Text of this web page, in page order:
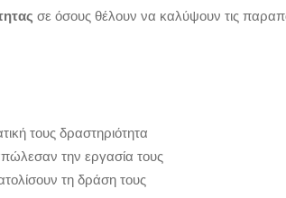
σε όσους θέλουν να καλύψουν τις
τους δραστηριότητα
την εργασία τους
τη δράση τους